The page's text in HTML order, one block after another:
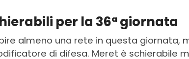
per la 36ª giornata
almeno una rete in questa giornata,
di difesa. Meret è schierabile